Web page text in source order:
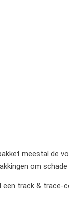
meestal de
om
track &